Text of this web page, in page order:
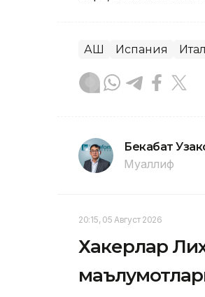
АҚШ Испания
Бекабат
Муаллиф
20:15, 05 Август 2026
Хакерлар